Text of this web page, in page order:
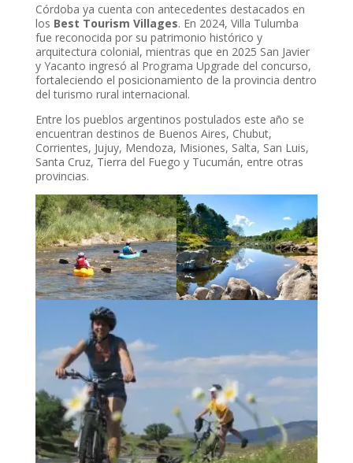
Córdoba ya cuenta con antecedentes destacados en
los Best Tourism Villages. En 2024, Villa Tulumba
fue reconocida por su patrimonio histórico y
arquitectura colonial, mientras que en 2025 San Javier
y Yacanto ingresó al Programa Upgrade del concurso,
fortaleciendo el posicionamiento de la provincia dentro
del turismo rural internacional.
Entre los pueblos argentinos postulados este año se
encuentran destinos de Buenos Aires, Chubut,
Corrientes, Jujuy, Mendoza, Misiones, Salta, San Luis,
Santa Cruz, Tierra del Fuego y Tucumán, entre otras
provincias.